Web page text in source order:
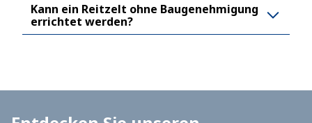
Kann ein Reitzelt ohne Baugenehmigung
errichtet werden?